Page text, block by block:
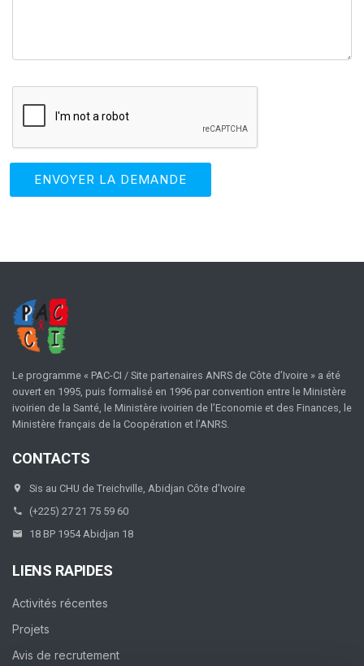
Le programme « PAC-CI / Site partenaires ANRS de Côte d’Ivoire » a été
ouvert en 1995, puis formalisé en 1996 par convention entre le Ministère
ivoirien de la Santé, le Ministère ivoirien de l’Economie et des Finances, le
Ministère français de la Coopération et l’ANRS.
CONTACTS
Sis au CHU de Treichville, Abidjan Côte d’Ivoire
(+225) 27 21 75 59 60
18 BP 1954 Abidjan 18
LIENS RAPIDES
Activités récentes
Projets
Avis de recrutement